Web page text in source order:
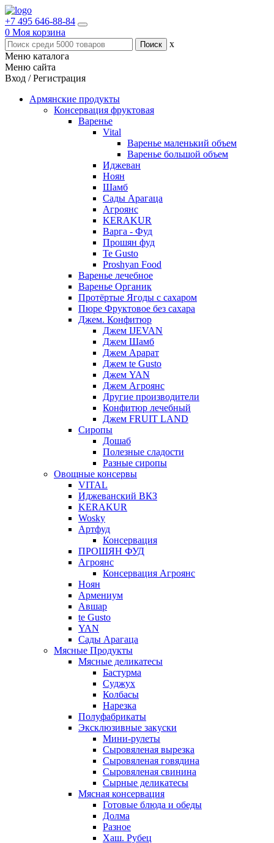
+7 495 646-88-84
0 Моя корзина
x
Меню каталога
Меню сайта
Вход / Регистрация
Армянские продукты
Консервация фруктовая
Варенье
Vital
Варенье маленький объем
Варенье большой объем
Иджеван
Ноян
Шамб
Сады Арагаца
Агроянс
KERAKUR
Варга - Фуд
Прошян фуд
Te Gusto
Proshyan Food
Варенье лечебное
Варенье Органик
Протёртые Ягоды с сахаром
Пюре Фруктовое без сахара
Джем. Конфитюр
Джем IJEVAN
Джем Шамб
Джем Арарат
Джем te Gusto
Джем YAN
Джем Агроянс
Другие производители
Конфитюр лечебный
Джем FRUIT LAND
Сиропы
Дошаб
Полезные сладости
Разные сиропы
Овощные консервы
VITAL
Иджеванский ВКЗ
KERAKUR
Wosky
Артфуд
Консервация
ПРОШЯН ФУД
Агроянс
Консервация Агроянс
Ноян
Армениум
Авшар
te Gusto
YAN
Сады Арагаца
Мясные Продукты
Мясные деликатесы
Бастурма
Суджух
Колбасы
Нарезка
Полуфабрикаты
Эксклюзивные закуски
Мини-рулеты
Сыровяленая вырезка
Сыровяленая говядина
Сыровяленая свинина
Сырные деликатесы
Мясная консервация
Готовые блюда и обеды
Долма
Разное
Хаш. Рубец